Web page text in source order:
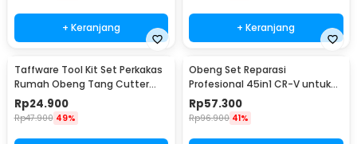
+ Keranjang + Keranjang
Taffware Tool Kit Set Perkakas
Rumah Obeng Tang Cutter
Kunci L 12in1 - KS-011
Rp24.900
Rp47.900 49%
Obeng Set Reparasi
Profesional 45in1 CR-V untuk
HP Laptop Elektronik - 6093
Rp57.300
Rp96.900 41%